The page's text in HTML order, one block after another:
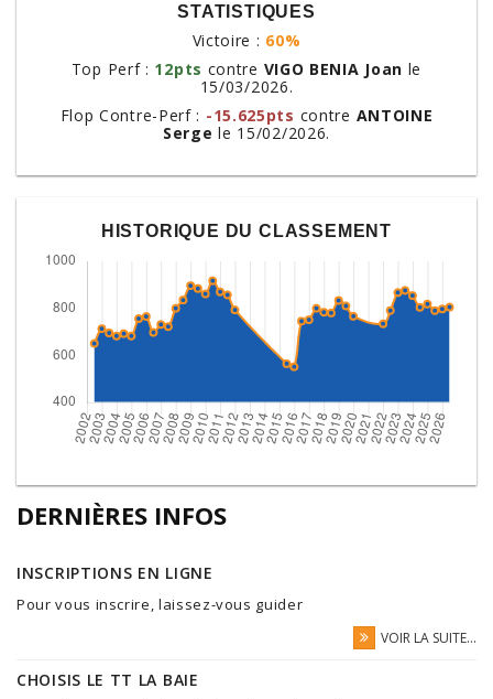
STATISTIQUES
Victoire : 60%
Top Perf : 12pts contre VIGO BENIA Joan le
15/03/2026.
Flop Contre-Perf : -15.625pts contre ANTOINE
Serge le 15/02/2026.
HISTORIQUE DU CLASSEMENT
DERNIÈRES INFOS
INSCRIPTIONS EN LIGNE
Pour vous inscrire, laissez-vous guider
VOIR LA SUITE...
CHOISIS LE TT LA BAIE